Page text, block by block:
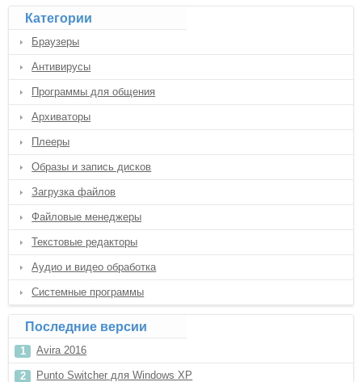
Категории
Браузеры
Антивирусы
Программы для общения
Архиваторы
Плееры
Образы и запись дисков
Загрузка файлов
Файловые менеджеры
Текстовые редакторы
Аудио и видео обработка
Системные программы
Последние версии
Avira 2016
Punto Switcher для Windows XP